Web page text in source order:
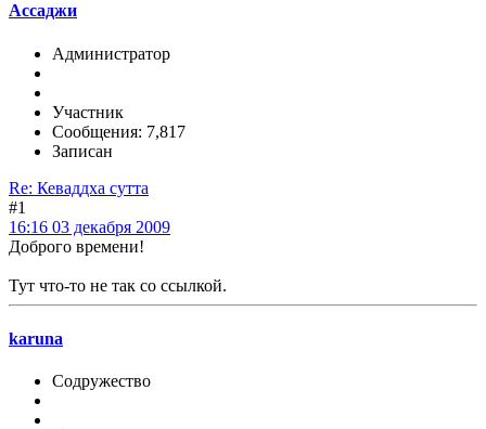
Ассаджи
Администратор
Участник
Сообщения: 7,817
Записан
Re: Кеваддха сутта
#1
16:16 03 декабря 2009
Доброго времени!
Тут что-то не так со ссылкой.
karuna
Содружество